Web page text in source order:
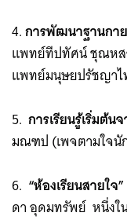
4.การพัฒนาฐานกา
แพทย์ทีปทัศน์ ชุณหส
แพทย์มนุษยปรัชญาไ
5. การเรียนรู้เริ่มต้น
มณฑป (เพจตามใจนั
6. “ห้องเรียนสายใ
ดา อุดมทรัพย์ หนึ่งใ